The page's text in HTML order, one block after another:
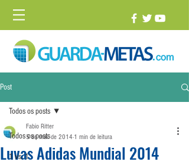
Post
Todos os posts
1 vs. 1
Todos os posts
Luvas Adidas Mundial 2014
Fabio Ritter
5 de mai. de 2014 1 min de leitura